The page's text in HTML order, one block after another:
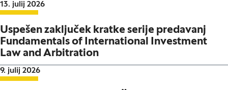
Datum objave:
13. julij 2026
Uspešen zaključek kratke serije predavanj
Fundamentals of International Investment
Law and Arbitration
Datum objave:
9. julij 2026